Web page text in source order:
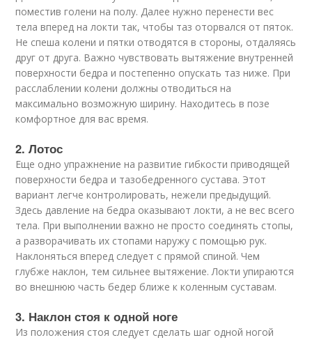
поместив голени на полу. Далее нужно перенести вес
тела вперед на локти так, чтобы таз оторвался от пяток.
Не спеша колени и пятки отводятся в стороны, отдаляясь
друг от друга. Важно чувствовать вытяжение внутренней
поверхности бедра и постепенно опускать таз ниже. При
расслаблении колени должны отводиться на
максимально возможную ширину. Находитесь в позе
комфортное для вас время.
2. Лотос
Еще одно упражнение на развитие гибкости приводящей
поверхности бедра и тазобедренного сустава. Этот
вариант легче контролировать, нежели предыдущий.
Здесь давление на бедра оказывают локти, а не вес всего
тела. При выполнении важно не просто соединять стопы,
а разворачивать их стопами наружу с помощью рук.
Наклоняться вперед следует с прямой спиной. Чем
глубже наклон, тем сильнее вытяжение. Локти упираются
во внешнюю часть бедер ближе к коленным суставам.
3. Наклон стоя к одной ноге
Из положения стоя следует сделать шаг одной ногой